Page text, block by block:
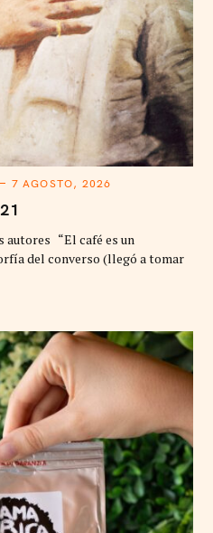
7 AGOSTO, 2026
autores “El café es un
del converso (llegó a tomar